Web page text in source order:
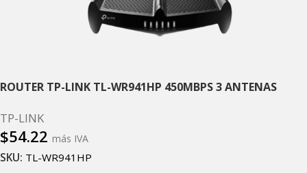
ROUTER TP-LINK TL-WR941HP 450MBPS 3 ANTENAS
TP-LINK
$54.22 más IVA
SKU: TL-WR941HP